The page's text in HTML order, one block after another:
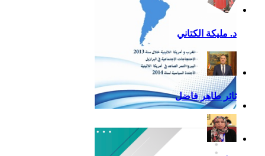
تقرير أمريكا اللاتينية لسنة
2013
د. مليكة الكتاني
ثائر طاهر فاضل